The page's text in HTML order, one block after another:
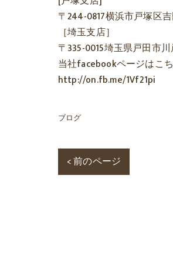
〒244-0817横浜市戸塚区
［埼玉支店］
〒335-0015埼玉県戸田市
当社facebookページはこ
http://on.fb.me/1Vf21pi
ブログ
< 前のページ